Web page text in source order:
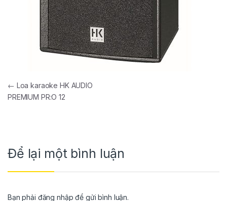
← Loa karaoke HK AUDIO
PREMIUM PR:O 12
Để lại một bình luận
Bạn phải đăng nhập để gửi bình luận.